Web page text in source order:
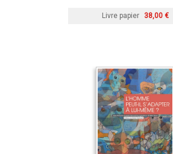
Livre papier 38,00 €